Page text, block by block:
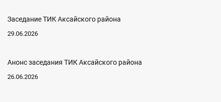
Заседание ТИК Аксайского района
29.06.2026
Анонс заседания ТИК Аксайского района
26.06.2026